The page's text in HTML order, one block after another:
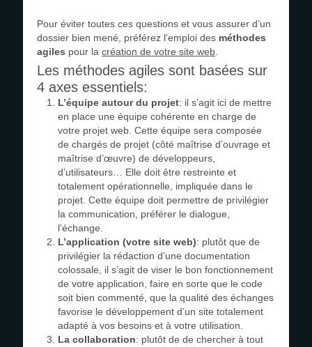
Pour éviter toutes ces questions et vous assurer d’un
dossier bien mené, préférez l’emploi des méthodes
agiles pour la création de votre site web
Les méthodes agiles sont basées sur
4 axes essentiels:
L’équipe autour du projet: il s’agit ici de mettre
en place une équipe cohérente en charge de
votre projet web. Cette équipe sera composée
de chargés de projet (côté maîtrise d’ouvrage et
maîtrise d’œuvre) de développeurs,
d’utilisateurs… Elle doit être restreinte et
totalement opérationnelle, impliquée dans le
projet. Cette équipe doit permettre de privilégier
la communication, préférer le dialogue,
l’échange.
L’application (votre site web): plutôt que de
privilégier la rédaction d’une documentation
colossale, il s’agit de viser le bon fonctionnement
de votre application, faire en sorte que le code
soit bien commenté, que la qualité des échanges
favorise le développement d’un site totalement
adapté à vos besoins et à votre utilisation.
La collaboration: plutôt de de chercher à tout